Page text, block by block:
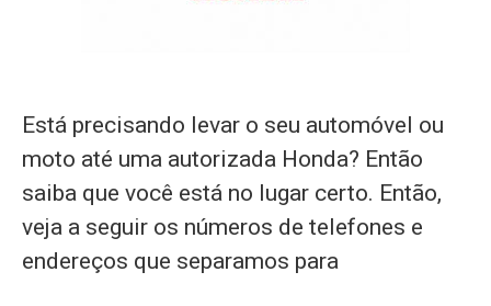
Está precisando levar o seu automóvel ou
moto até uma autorizada Honda? Então
saiba que você está no lugar certo. Então,
veja a seguir os números de telefones e
endereços que separamos para